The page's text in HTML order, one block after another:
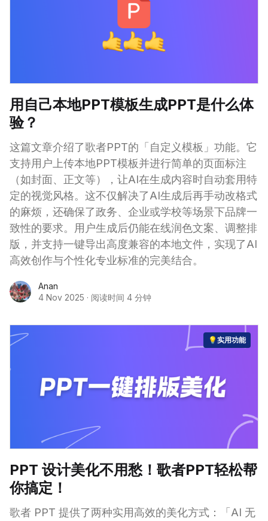
用自己本地PPT模板生成PPT是什么体
验？
这篇文章介绍了歌者PPT的「自定义模板」功能。它
支持用户上传本地PPT模板并进行简单的页面标注
（如封面、正文等），让AI在生成内容时自动套用特
定的视觉风格。这不仅解决了AI生成后再手动改格式
的麻烦，还确保了政务、企业或学校等场景下品牌一
致性的要求。用户生成后仍能在线润色文案、调整排
版，并支持一键导出高度兼容的本地文件，实现了AI
高效创作与个性化专业标准的完美结合。
Anan
4 Nov 2025 · 阅读时间 4 分钟
💡实用功能
PPT 设计美化不用愁！歌者PPT轻松帮
你搞定！
歌者 PPT 提供了两种实用高效的美化方式：「AI 无